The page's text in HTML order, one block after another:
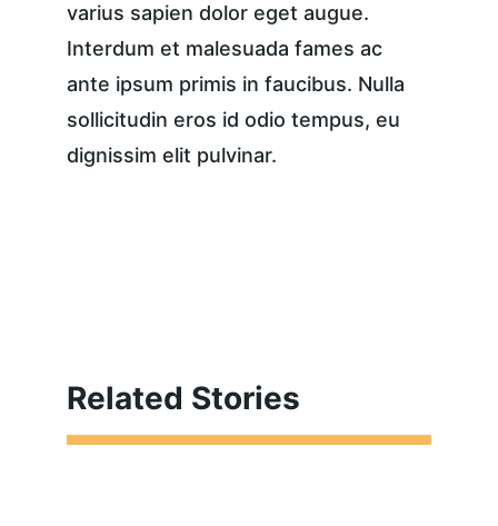
varius sapien dolor eget augue.
Interdum et malesuada fames ac
ante ipsum primis in faucibus. Nulla
sollicitudin eros id odio tempus, eu
dignissim elit pulvinar.
Related Stories